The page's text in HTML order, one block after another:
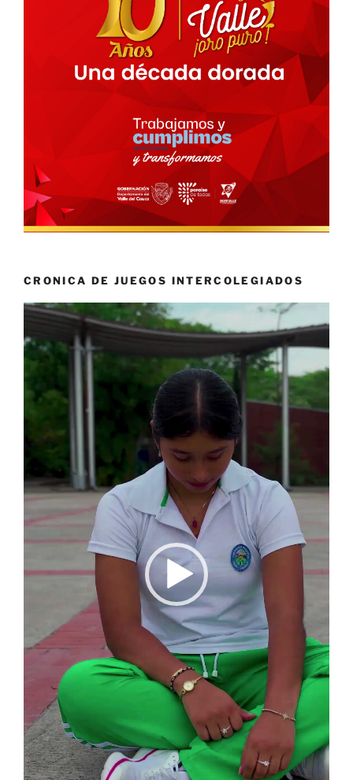
CRONICA DE JUEGOS INTERCOLEGIADOS
Reproductor
vídeo